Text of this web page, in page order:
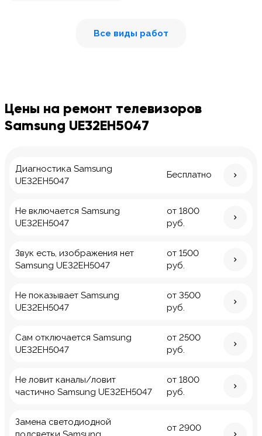
Все виды работ
Цены на ремонт телевизоров
Samsung UE32EH5047
Диагностика Samsung
UE32EH5047
Бесплатно
Не включается Samsung
UE32EH5047
от 1800
руб.
Звук есть, изображения нет
Samsung UE32EH5047
от 1500
руб.
Не показывает Samsung
UE32EH5047
от 3500
руб.
Сам отключается Samsung
UE32EH5047
от 2500
руб.
Не ловит каналы/ловит
частично Samsung UE32EH5047
от 1800
руб.
Замена светодиодной
от 2900